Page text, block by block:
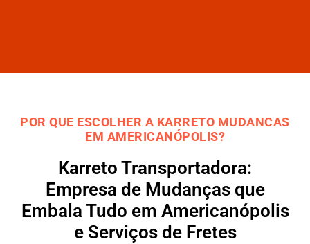
POR QUE ESCOLHER A KARRETO MUDANCAS
EM AMERICANÓPOLIS?
Karreto Transportadora:
Empresa de Mudanças que
Embala Tudo em Americanópolis
e Serviços de Fretes